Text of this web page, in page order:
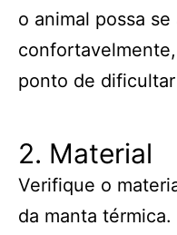
o animal possa se
ponto de
2. Material
Verifique o
da manta